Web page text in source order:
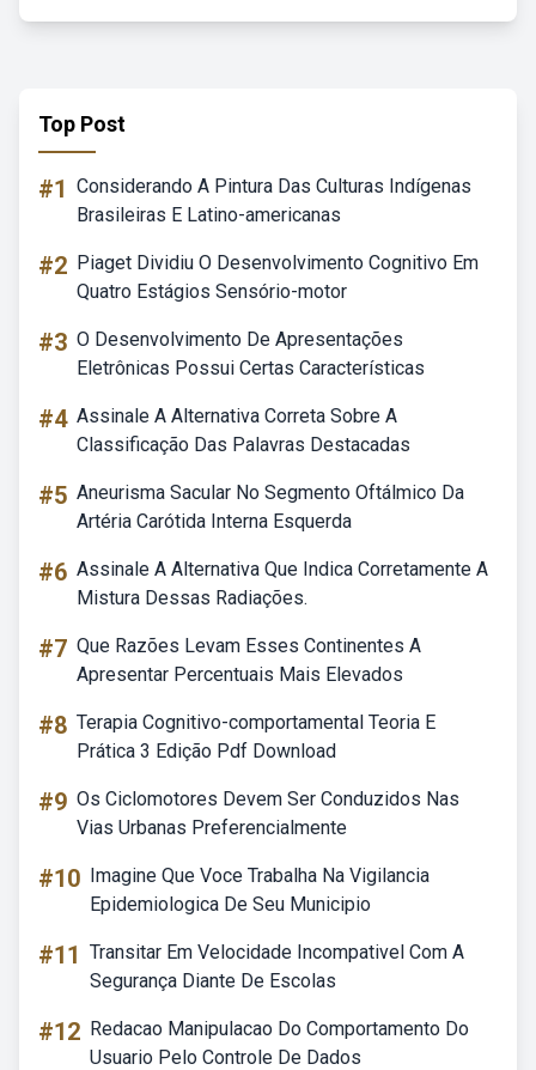
Top Post
#1 Considerando A Pintura Das Culturas Indígenas
Brasileiras E Latino-americanas
#2 Piaget Dividiu O Desenvolvimento Cognitivo Em
Quatro Estágios Sensório-motor
#3 O Desenvolvimento De Apresentações
Eletrônicas Possui Certas Características
#4 Assinale A Alternativa Correta Sobre A
Classificação Das Palavras Destacadas
#5 Aneurisma Sacular No Segmento Oftálmico Da
Artéria Carótida Interna Esquerda
#6 Assinale A Alternativa Que Indica Corretamente A
Mistura Dessas Radiações.
#7 Que Razões Levam Esses Continentes A
Apresentar Percentuais Mais Elevados
#8 Terapia Cognitivo-comportamental Teoria E
Prática 3 Edição Pdf Download
#9 Os Ciclomotores Devem Ser Conduzidos Nas
Vias Urbanas Preferencialmente
#10 Imagine Que Voce Trabalha Na Vigilancia
Epidemiologica De Seu Municipio
#11 Transitar Em Velocidade Incompativel Com A
Segurança Diante De Escolas
#12 Redacao Manipulacao Do Comportamento Do
Usuario Pelo Controle De Dados